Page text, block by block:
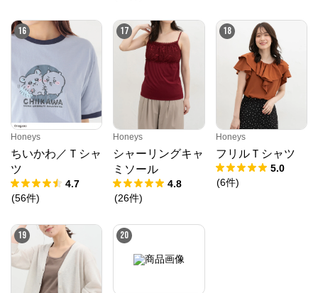
16
Honeys
ちいかわ／Ｔシャ
ツ
4.7
(56件)
17
Honeys
シャーリングキャ
ミソール
4.8
(26件)
18
Honeys
フリルＴシャツ
5.0
(6件)
19 20